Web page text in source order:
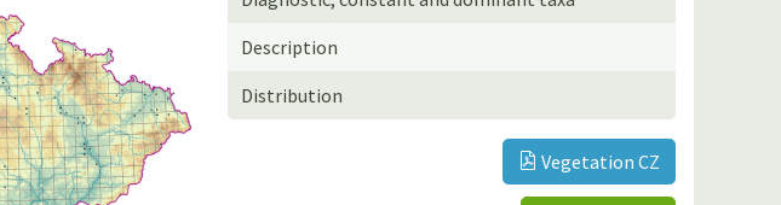
Description
Distribution
Vegetation CZ